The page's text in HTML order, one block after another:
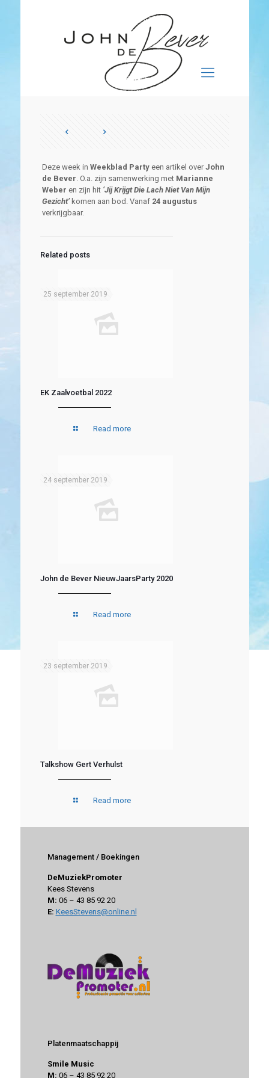
Deze week in Weekblad Partyeen artikel over John
de Bever. O.a. zijn samenwerking met Marianne
Weber en zijn hit ‘Jij Krijgt Die Lach Niet Van Mijn
Gezicht’ komen aan bod. Vanaf 24 augustus
verkrijgbaar.
Related posts
25 september 2019
EK Zaalvoetbal 2022
Read more
24 september 2019
John de Bever NieuwJaarsParty 2020
Read more
23 september 2019
Talkshow Gert Verhulst
Read more
Management / Boekingen
DeMuziekPromoter
Kees Stevens
M: 06 – 43 85 92 20
E: KeesStevens@online.nl
Platenmaatschappij
Smile Music
M: 06 – 43 85 92 20